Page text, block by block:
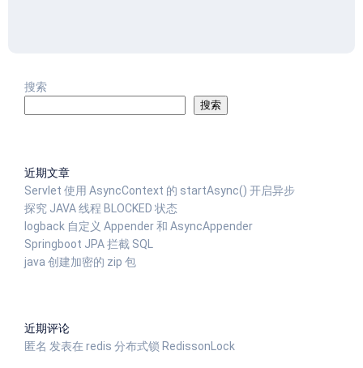
搜索
搜索
近期文章
Servlet 使用 AsyncContext 的 startAsync() 开启异步
探究 JAVA 线程 BLOCKED 状态
logback 自定义 Appender 和 AsyncAppender
Springboot JPA 拦截 SQL
java 创建加密的 zip 包
近期评论
匿名 发表在 redis 分布式锁 RedissonLock